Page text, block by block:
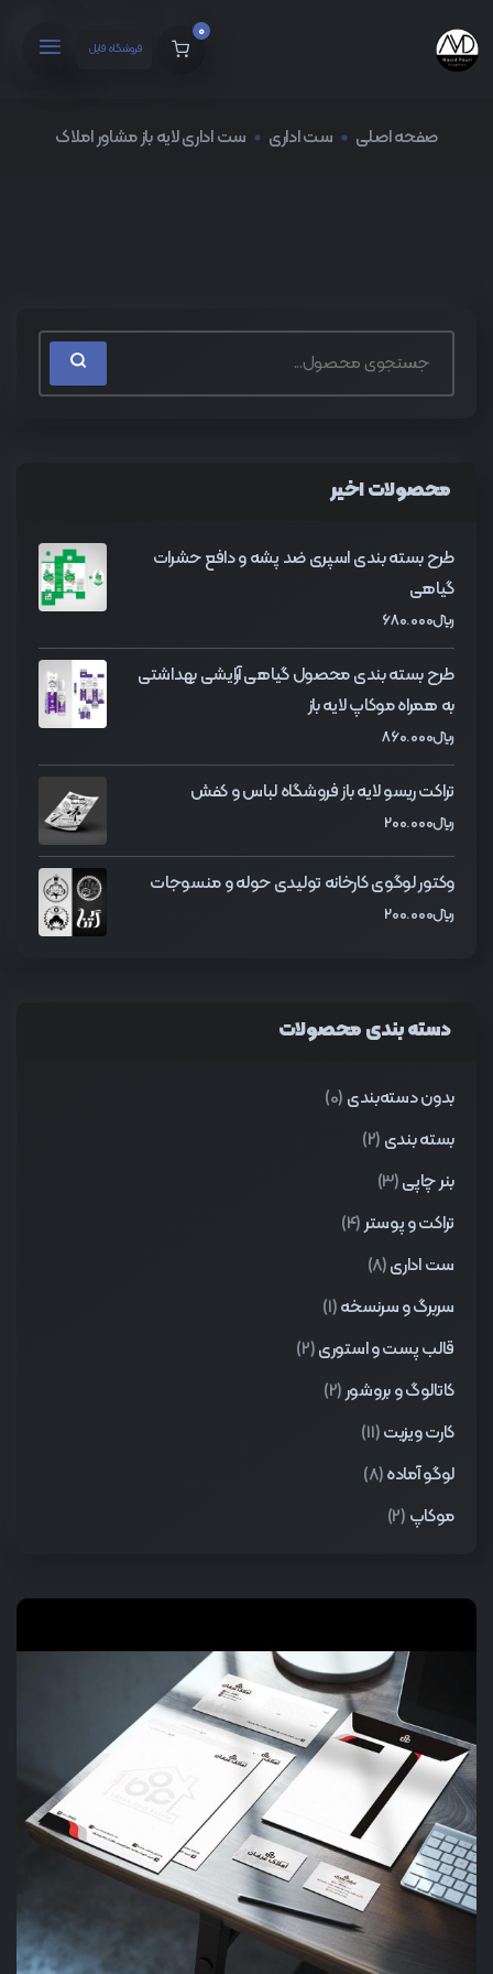
0
فروشگاه فایل
صفحه اصلی ست اداری ست اداری لایه باز مشاور املاک
محصولات اخیر
طرح بسته بندی اسپری ضد پشه و دافع حشرات
گیاهی
﷼680.000
طرح بسته بندی محصول گیاهی آرایشی بهداشتی
به همراه موکاپ لایه باز
﷼860.000
تراکت ریسو لایه باز فروشگاه لباس و کفش
﷼200.000
وکتور لوگوی کارخانه تولیدی حوله و منسوجات
﷼200.000
دسته بندی محصولات
بدون دسته‌بندی (0)
بسته بندی (2)
بنر چاپی(3)
تراکت و پوستر(4)
ست اداری(8)
سربرگ و سرنسخه(1)
قالب پست و استوری(2)
کاتالوگ و بروشور(2)
کارت ویزیت(11)
لوگو آماده(8)
موکاپ (2)